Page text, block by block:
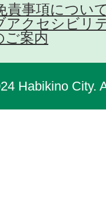
責事項につい
アクセシビリ
ご案内
Habikino City.